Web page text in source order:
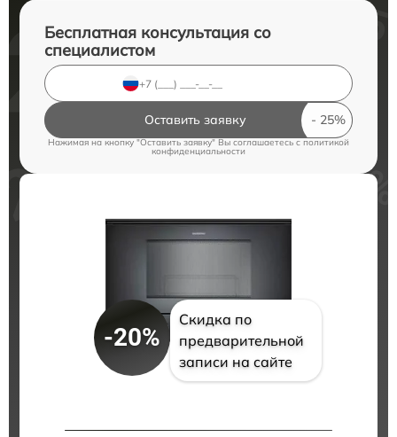
Бесплатная консультация со
специалистом
Оставить заявку
Нажимая на кнопку "Оставить заявку" Вы соглашаетесь cполитикой
конфиденциальности
-20%
Скидка по
предварительной
записи на сайте